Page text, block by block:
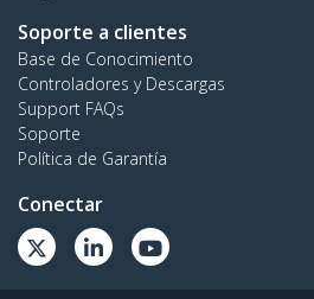
Soporte a clientes
Base de Conocimiento
Controladores y Descargas
Support FAQs
Soporte
Política de Garantía
Conectar